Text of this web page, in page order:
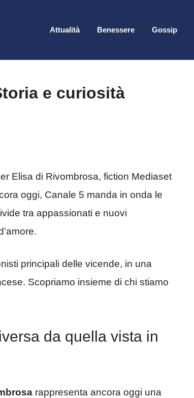
Attualità Benessere Gossip
e curiosità
Elisa di Rivombrosa, fiction Mediaset
oggi, Canale 5 manda in onda le
tra appassionati e nuovi
principali delle vicende, in una
Scopriamo insieme di chi stiamo
da quella vista in
rappresenta ancora oggi una